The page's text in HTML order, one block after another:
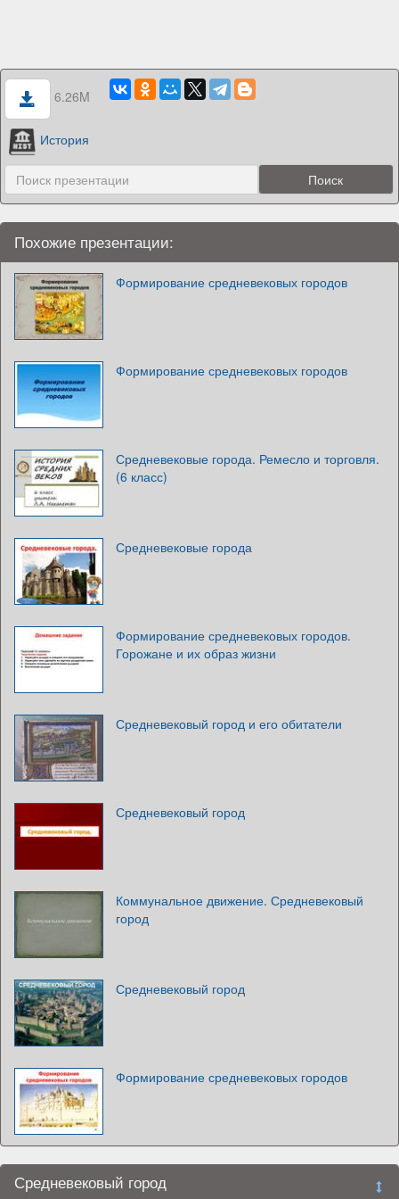
6.26M
История
Похожие презентации:
Формирование средневековых городов
Формирование средневековых городов
Средневековые города. Ремесло и торговля.
(6 класс)
Средневековые города
Формирование средневековых городов.
Горожане и их образ жизни
Средневековый город и его обитатели
Средневековый город
Коммунальное движение. Средневековый
город
Средневековый город
Формирование средневековых городов
Средневековый город